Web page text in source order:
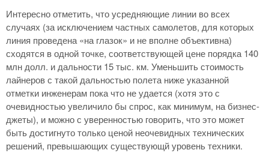
Интересно отметить, что усредняющие линии во всех
случаях (за исключением частных самолетов, для которых
линия проведена «на глазок» и не вполне объективна)
сходятся в одной точке, соответствующей цене порядка 140
млн долл. и дальности 15 тыс. км. Уменьшить стоимость
лайнеров с такой дальностью полета ниже указанной
отметки инженерам пока что не удается (хотя это с
очевидностью увеличило бы спрос, как минимум, на бизнес-
джеты), и можно с уверенностью говорить, что это может
быть достигнуто только ценой неочевидных технических
решений, превышающих существующй уровень техники.